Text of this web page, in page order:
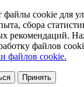
файлы cookie для
сбора
рекомендаций.
файлов
файлов cookie.
Принять